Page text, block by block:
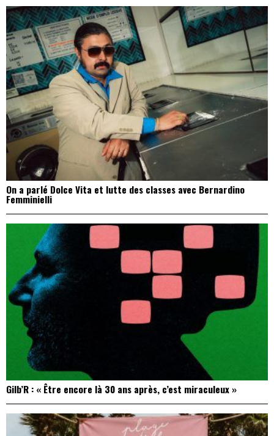
On a parlé Dolce Vita et lutte des classes avec Bernardino
Femminielli
Gilb’R : « Être encore là 30 ans après, c’est miraculeux »